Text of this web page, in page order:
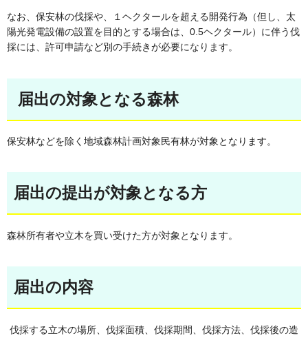
なお、保安林の伐採や、１ヘクタールを超える開発行為（但し、太
陽光発電設備の設置を目的とする場合は、0.5ヘクタール）に伴う伐
採には、許可申請など別の手続きが必要になります。
届出の対象となる森林
保安林などを除く地域森林計画対象民有林が対象となります。
届出の提出が対象となる方
森林所有者や立木を買い受けた方が対象となります。
届出の内容
伐採する立木の場所、伐採面積、伐採期間、伐採方法、伐採後の造